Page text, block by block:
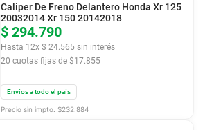
$ 294.790
Hasta 12x $ 24.565 sin interés
20 cuotas fijas de $17.855
Caliper De Freno Delantero Honda Xr 125
20032014 Xr 150 20142018
Envíos a todo el país
Precio sin impto. $232.884